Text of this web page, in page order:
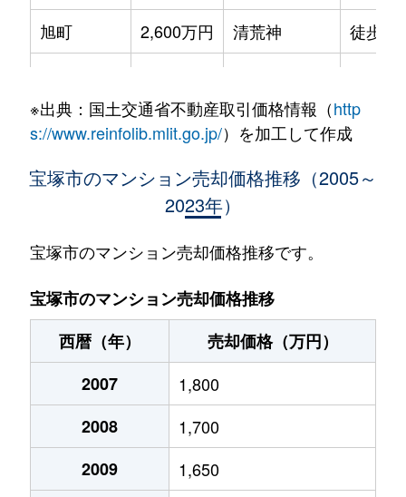
旭町
2,600万円 清荒神
徒歩4
伊孑志
1,800万円 逆瀬川
徒歩13
2,300万円
伊孑志
1,300万円 逆瀬川
伊孑志
1,600万円 逆瀬川
伊孑志
逆瀬川
伊孑志
1,700万円
梅野町
4,300万円
梅野町
2,000万円
※出典：国土交通省不動産取引価格情報（http
s://www.reinfolib.mlit.go.jp/）を加工して作成
宝塚市のマンション売却価格推移（2005～
2023年）
宝塚市のマンション売却価格推移です。
宝塚市のマンション売却価格推移
西暦（年）
売却価格（万円）
2007
1,800
2008
1,700
2009
1,650